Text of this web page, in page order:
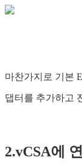
마찬가지로 기본
댑터를 추가하고
2.vCSA에